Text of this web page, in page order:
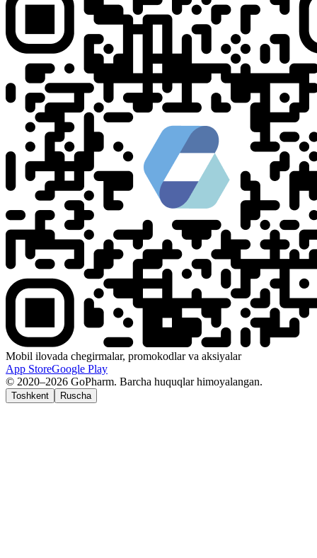
Mobil ilovada chegirmalar, promokodlar va aksiyalar
App StoreGoogle Play
© 2020–2026 GoPharm. Barcha huquqlar himoyalangan.
Toshkent Ruscha